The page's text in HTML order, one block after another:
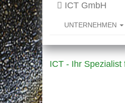
ICT GmbH
UNTERNEHMEN
ICT - Ihr Spezialist